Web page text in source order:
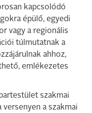
kapcsolódó
épülő, egyedi
vagy a regionális
túlmutatnak a
ahhoz,
emlékezetes
szakmai
a szakmai